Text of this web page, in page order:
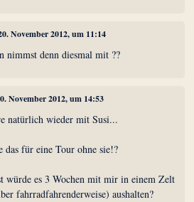
November 2012, um 11:14
nimmst denn diesmal mit ??
November 2012, um 14:53
natürlich wieder mit Susi...
das für eine Tour ohne sie!?
würde es 3 Wochen mit mir in einem Zelt
fahrradfahrenderweise) aushalten?